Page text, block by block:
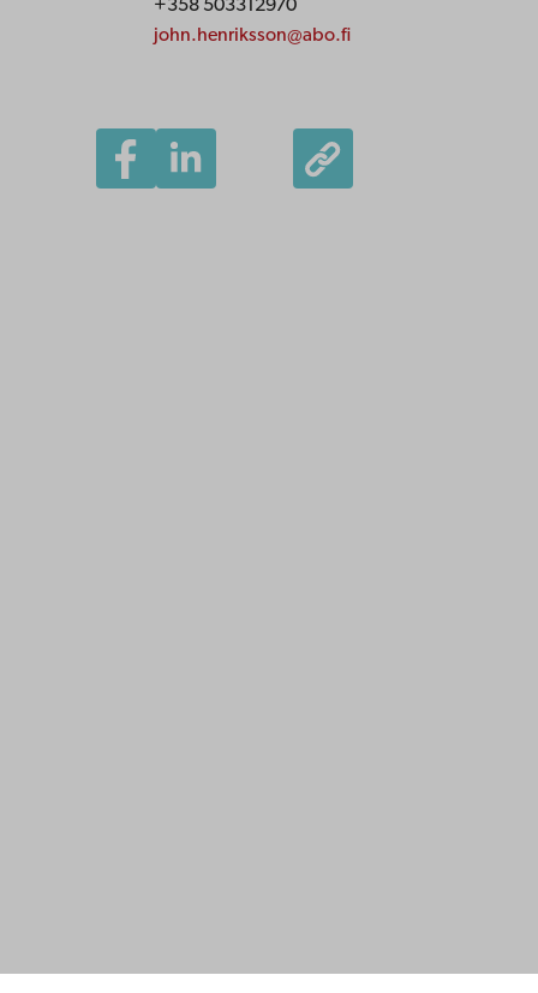
+358 503312970
john.henriksson@abo.fi
Samarbeta med oss